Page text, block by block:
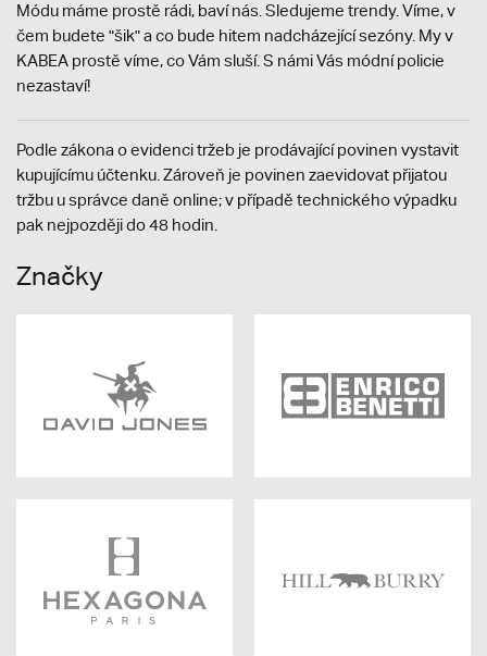
Módu máme prostě rádi, baví nás. Sledujeme trendy. Víme, v
čem budete "šik" a co bude hitem nadcházející sezóny. My v
KABEA prostě víme, co Vám sluší. S námi Vás módní policie
nezastaví!
Podle zákona o evidenci tržeb je prodávající povinen vystavit
kupujícímu účtenku. Zároveň je povinen zaevidovat přijatou
tržbu u správce daně online; v případě technického výpadku
pak nejpozději do 48 hodin.
Značky